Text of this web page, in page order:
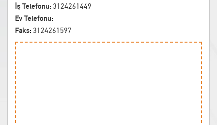
İş Telefonu: 3124261449
Ev Telefonu:
Faks: 3124261597